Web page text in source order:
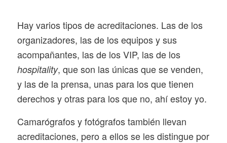
Hay varios tipos de acreditaciones. Las de los
organizadores, las de los equipos y sus
acompañantes, las de los VIP, las de los
hospitality, que son las únicas que se venden,
y las de la prensa, unas para los que tienen
derechos y otras para los que no, ahí estoy yo.
Camarógrafos y fotógrafos también llevan
acreditaciones, pero a ellos se les distingue por